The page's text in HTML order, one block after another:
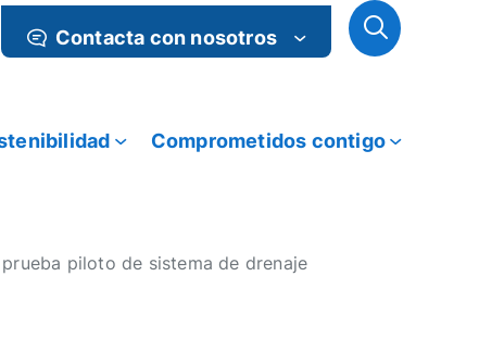
Contacta con nosotros
Comprometidos contigo
piloto de sistema de drenaje